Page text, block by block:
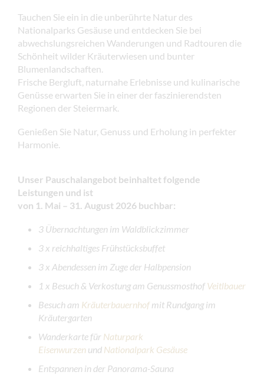
Tauchen Sie ein in die unberührte Natur des
Nationalparks Gesäuse und entdecken Sie bei
abwechslungsreichen Wanderungen und Radtouren die
Schönheit wilder Kräuterwiesen und bunter
Blumenlandschaften.
Frische Bergluft, naturnahe Erlebnisse und kulinarische
Genüsse erwarten Sie in einer der faszinierendsten
Regionen der Steiermark.
Genießen Sie Natur, Genuss und Erholung in perfekter
Harmonie.
Unser Pauschalangebot beinhaltet folgende
Leistungen und ist
von 1. Mai – 31. August 2026 buchbar:
3 Übernachtungen im Waldblickzimmer
3 x reichhaltiges Frühstücksbuffet
3 x Abendessen im Zuge der Halbpension
1 x Besuch & Verkostung am Genussmosthof Veitlbauer
Besuch am Kräuterbauernhofmit Rundgang im
Kräutergarten
Wanderkarte für Naturpark
Eisenwurzen und Nationalpark Gesäuse
Entspannen in der Panorama-Sauna